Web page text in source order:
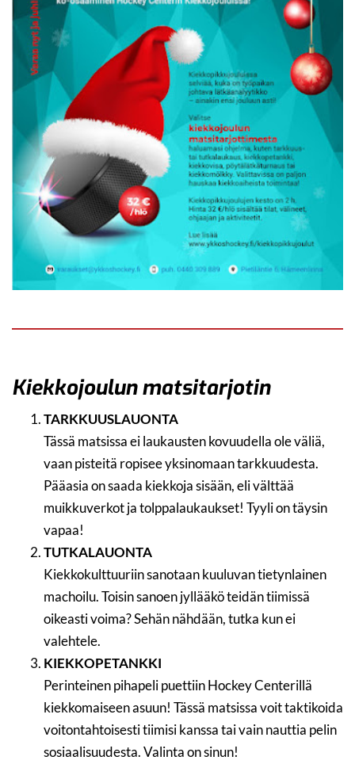
Kiekkojoulun matsitarjotin
TARKKUUSLAUONTA
Tässä matsissa ei laukausten kovuudella ole väliä,
vaan pisteitä ropisee yksinomaan tarkkuudesta.
Pääasia on saada kiekkoja sisään, eli välttää
muikkuverkot ja tolppalaukaukset! Tyyli on täysin
vapaa!
TUTKALAUONTA
Kiekkokulttuuriin sanotaan kuuluvan tietynlainen
machoilu. Toisin sanoen jyllääkö teidän tiimissä
oikeasti voima? Sehän nähdään, tutka kun ei
valehtele.
KIEKKOPETANKKI
Perinteinen pihapeli puettiin Hockey Centerillä
kiekkomaiseen asuun! Tässä matsissa voit taktikoida
voitontahtoisesti tiimisi kanssa tai vain nauttia pelin
sosiaalisuudesta. Valinta on sinun!